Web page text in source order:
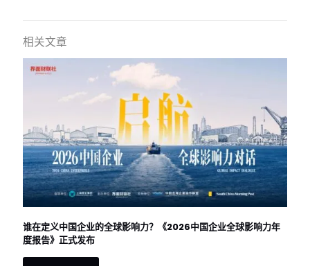
相关文章
谁在定义中国企业的全球影响力？《2026中国企业全球影响力年
度报告》正式发布